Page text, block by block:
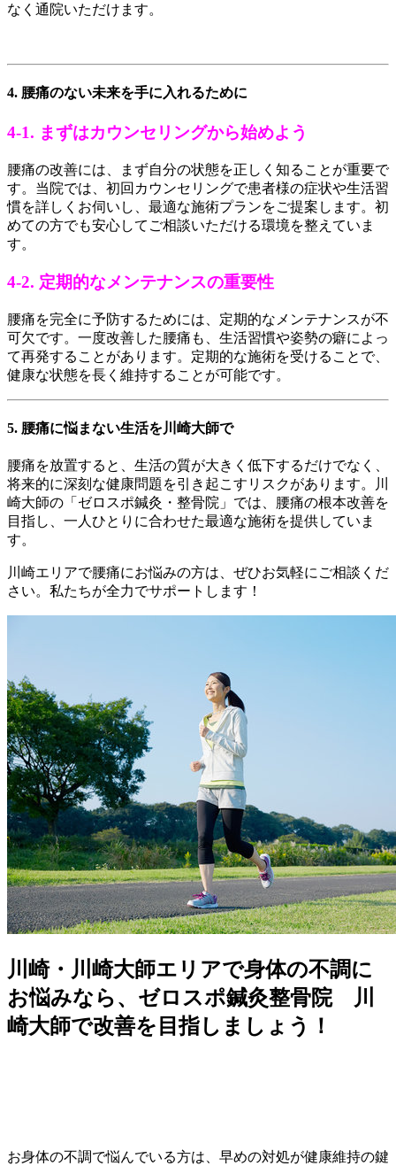
なく通院いただけます。
4. 腰痛のない未来を手に入れるために
4-1. まずはカウンセリングから始めよう
腰痛の改善には、まず自分の状態を正しく知ることが重要で
す。当院では、初回カウンセリングで患者様の症状や生活習
慣を詳しくお伺いし、最適な施術プランをご提案します。初
めての方でも安心してご相談いただける環境を整えていま
す。
4-2. 定期的なメンテナンスの重要性
腰痛を完全に予防するためには、定期的なメンテナンスが不
可欠です。一度改善した腰痛も、生活習慣や姿勢の癖によっ
て再発することがあります。定期的な施術を受けることで、
健康な状態を長く維持することが可能です。
5. 腰痛に悩まない生活を川崎大師で
腰痛を放置すると、生活の質が大きく低下するだけでなく、
将来的に深刻な健康問題を引き起こすリスクがあります。川
崎大師の「ゼロスポ鍼灸・整骨院」では、腰痛の根本改善を
目指し、一人ひとりに合わせた最適な施術を提供していま
す。
川崎エリアで腰痛にお悩みの方は、ぜひお気軽にご相談くだ
さい。私たちが全力でサポートします！
川崎・川崎大師エリアで身体の不調に
お悩みなら、ゼロスポ鍼灸整骨院 川
崎大師で改善を目指しましょう！
お身体の不調で悩んでいる方は、早めの対処が健康維持の鍵